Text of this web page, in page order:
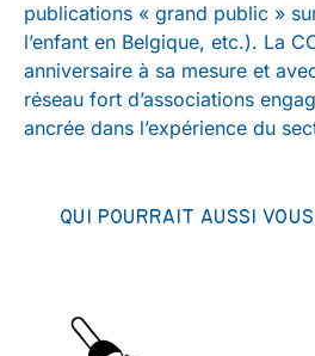
publications « grand public »
l’enfant en Belgique, etc.). La
anniversaire à sa mesure et
réseau fort d’associations
ancrée dans l’expérience du
QUI POURRAIT AUSSI